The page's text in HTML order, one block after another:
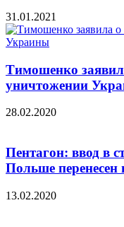
31.01.2021
Тимошенко
уничтожении
28.02.2020
Пентагон: ввод
Польше перенесен
13.02.2020